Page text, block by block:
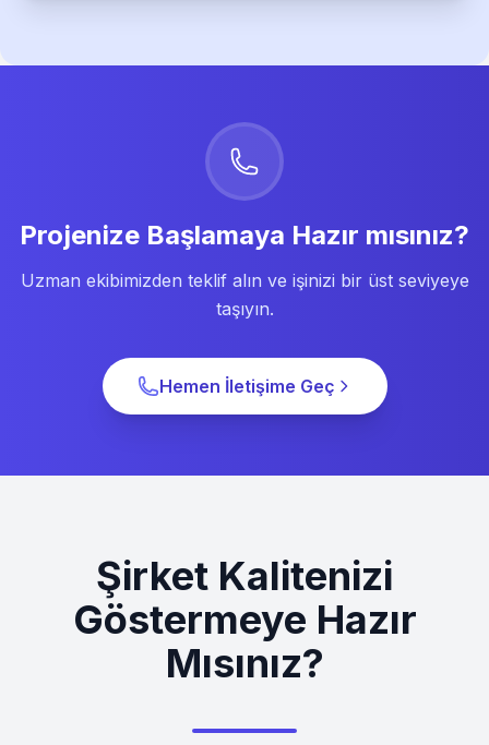
Projenize Başlamaya Hazır mısınız?
Uzman ekibimizden teklif alın ve işinizi bir üst seviyeye
taşıyın.
Hemen İletişime Geç
Şirket Kalitenizi
Göstermeye Hazır
Mısınız?